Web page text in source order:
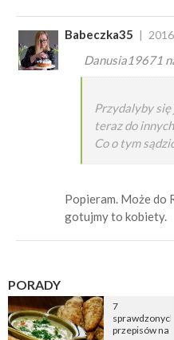
Babeczka35
Danusia19671
Przydalyby
teraz do
Co o tym
Popieram. Może do
gotujmy to kobiety.
PORADY
7
sprawdzonych
przepisów na